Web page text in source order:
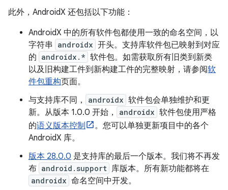
此外，AndroidX 还包括以下功能：
AndroidX 中的所有软件包都使用一致的命名空间，以
字符串
androidx 开头。支持库软件包已映射到对应
的 androidx.* 软件包。如需获取所有旧类到新类
以及旧构建工件到新构建工件的完整映射，请参阅软
件包重构页面。
与支持库不同，
androidx 软件包会单独维护和更
新。从版本 1.0.0 开始，
androidx 软件包使用严格
的语义版本控制
。您可以单独更新项目中的各个
AndroidX 库。
版本 28.0.0 是支持库的最后一个版本。我们将不再发
布 android.support 库版本。所有新功能都将在
androidx 命名空间中开发。